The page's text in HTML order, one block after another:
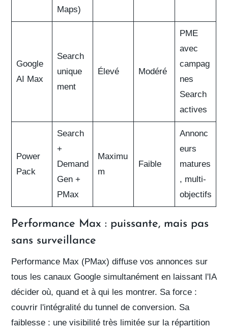
Maps)
Google
AI Max
Search
unique
ment
Élevé Modéré
PME
avec
campag
nes
Search
actives
Power
Pack
Search
+
Demand
Gen +
PMax
Maximu
m
Faible
Annonc
eurs
matures
, multi-
objectifs
Performance Max : puissante, mais pas
sans surveillance
Performance Max (PMax) diffuse vos annonces sur
tous les canaux Google simultanément en laissant l'IA
décider où, quand et à qui les montrer. Sa force :
couvrir l'intégralité du tunnel de conversion. Sa
faiblesse : une visibilité très limitée sur la répartition